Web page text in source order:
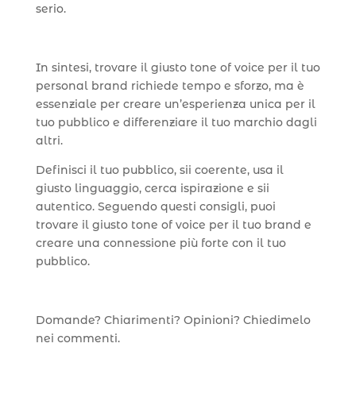
serio.
In sintesi, trovare il giusto tone of voice per il tuo
personal brand richiede tempo e sforzo, ma è
essenziale per creare un’esperienza unica per il
tuo pubblico e differenziare il tuo marchio dagli
altri.
Definisci il tuo pubblico, sii coerente, usa il
giusto linguaggio, cerca ispirazione e sii
autentico. Seguendo questi consigli, puoi
trovare il giusto tone of voice per il tuo brand e
creare una connessione più forte con il tuo
pubblico.
Domande? Chiarimenti? Opinioni? Chiedimelo
nei commenti.